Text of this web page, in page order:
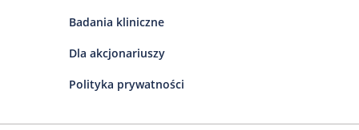
Badania kliniczne
Dla akcjonariuszy
Polityka prywatności